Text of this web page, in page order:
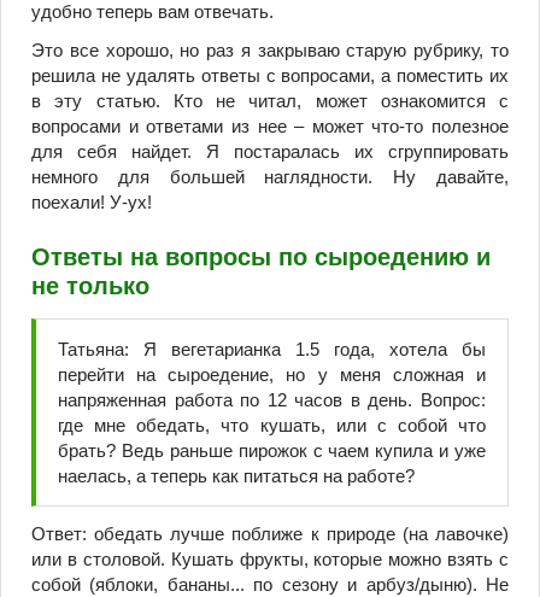
удобно теперь вам отвечать.
Это все хорошо, но раз я закрываю старую рубрику, то
решила не удалять ответы с вопросами, а поместить их
в эту статью. Кто не читал, может ознакомится с
вопросами и ответами из нее – может что-то полезное
для себя найдет. Я постаралась их сгруппировать
немного для большей наглядности. Ну давайте,
поехали! У-ух!
Ответы на вопросы по сыроедению и
не только
Татьяна: Я вегетарианка 1.5 года, хотела бы
перейти на сыроедение, но у меня сложная и
напряженная работа по 12 часов в день. Вопрос:
где мне обедать, что кушать, или с собой что
брать? Ведь раньше пирожок с чаем купила и уже
наелась, а теперь как питаться на работе?
Ответ: обедать лучше поближе к природе (на лавочке)
или в столовой. Кушать фрукты, которые можно взять с
собой (яблоки, бананы... по сезону и арбуз/дыню). Не